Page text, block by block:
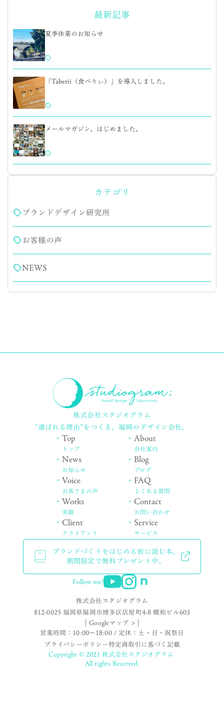
カテゴリ
ブランドデザイン研究所
お客様の声
NEWS
最新記事
夏季休業のお知らせ
「Taberii（食べりぃ）」を導入しました。
メールマガジン、はじめました。
株式会社スタジオグラム
“選ばれる理由”をつくる、福岡のデザイン会社。
・Top
トップ
・News
お知らせ
・Voice
お客さまの声
・Works
実績
・ Client
クライアント
・About
会社案内
・ Blog
ブログ
・ FAQ
よくある質問
・ Contact
お問い合わせ
・ Service
サービス
ブランドづくりをはじめる前に読む本、
期間限定で無料プレゼント中。
Follow me!
株式会社スタジオグラム
812-0025 福岡県福岡市博多区店屋町4-8 蝶和ビル603
[ Googleマップ > ]
営業時間：10:00〜18:00 / 定休：土・日・祝祭日
プライバシーポリシー特定商取引に基づく記載
Copyright © 2021 株式会社スタジオグラム
All rights Reserved.